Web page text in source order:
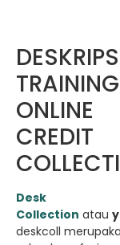
TRAINING
ONLINE
CREDIT
Desk
Collection atau
deskcoll